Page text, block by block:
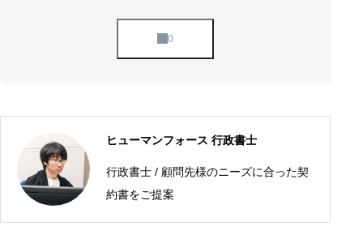
ヒューマンフォース 行政書士
行政書士 / 顧問先様のニーズに合った契
約書をご提案